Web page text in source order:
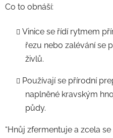
Co to obnáší:
Vinice se řídí rytmem
řezu nebo zalévání se
živlů.
Používají se přírodní
naplněné kravským
půdy.
“Hnůj zfermentuje a zcela